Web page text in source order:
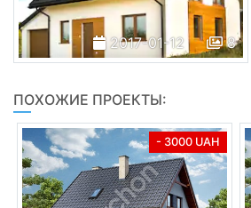
2017-01-12 8
ПОХОЖИЕ ПРОЕКТЫ:
- 3000 UAH